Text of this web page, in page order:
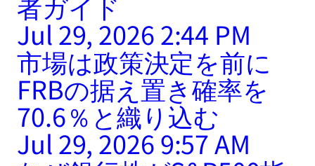
Jul 29, 2026 2:44 PM
市場は政策決定を前に
FRBの据え置き確率を
70.6％と織り込む
Jul 29, 2026 9:57 AM